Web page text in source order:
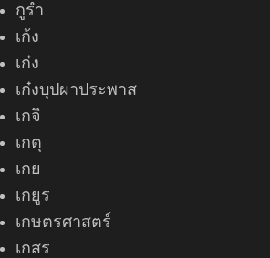
กูรำ
เก้ง
เก๋ง
เก๋งบุปผาประพาส
เกจิ
เกตุ
เกย
เกยูร
เกษตรศาสตร์
เกสร